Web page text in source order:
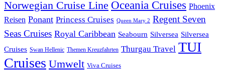
Norwegian Cruise Line Oceania Cruises Phoenix
Reisen Ponant Princess Cruises Queen Mary 2 Regent Seven
Seas Cruises Royal Caribbean Seabourn Silversea Silversea
Cruises Swan Hellenic Themen Kreuzfahrten Thurgau Travel TUI
Cruises Umwelt Viva Cruises